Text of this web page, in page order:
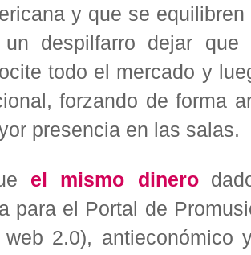
y que se
despilfarro dejar que
todo el mercado y
forzando de forma
presencia en las salas.
el mismo dinero
para el Portal de
2.0), antieconómico